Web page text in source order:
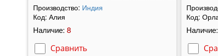
Производство: Индия
Код: Алия
Наличие: 8
Сравнить
Код:
Наличие: